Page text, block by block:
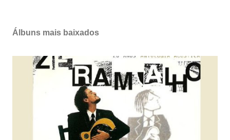
Álbuns mais baixados